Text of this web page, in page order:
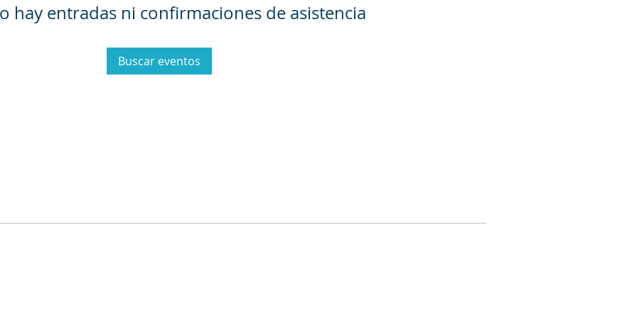
hay entradas ni confirmaciones de asistencia
Buscar eventos